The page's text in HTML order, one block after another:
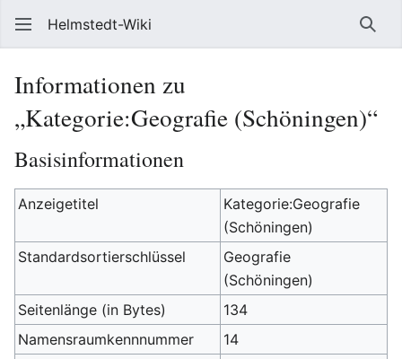
Helmstedt-Wiki
Informationen zu
„Kategorie:Geografie (Schöningen)“
Basisinformationen
Anzeigetitel
Kategorie:Geografie
(Schöningen)
Standardsortierschlüssel
Geografie
(Schöningen)
Seitenlänge (in Bytes)
134
Namensraumkennnummer
14